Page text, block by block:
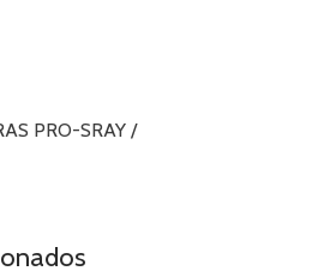
PRO-SRAY /